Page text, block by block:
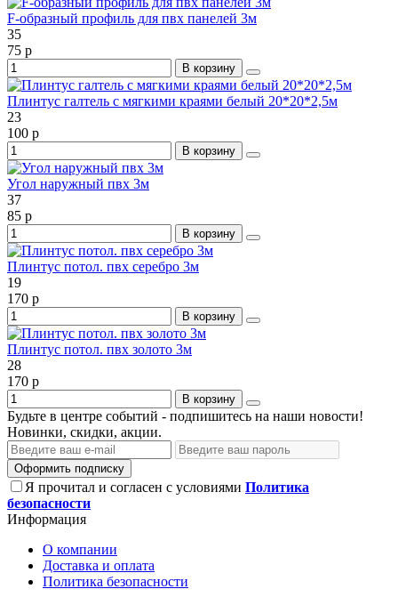
F-образный профиль для пвх панелей 3м
35
75 р
В корзину
Плинтус галтель с мягкими краями белый 20*20*2,5м
23
100 р
В корзину
Угол наружный пвх 3м
37
85 р
В корзину
Плинтус потол. пвх серебро 3м
19
170 р
В корзину
Плинтус потол. пвх золото 3м
28
170 р
В корзину
Будьте в центре событий - подпишитесь на наши новости!
Новинки, скидки, акции.
Оформить подписку
Я прочитал и согласен с условиями Политика
безопасности
Информация
О компании
Доставка и оплата
Политика безопасности